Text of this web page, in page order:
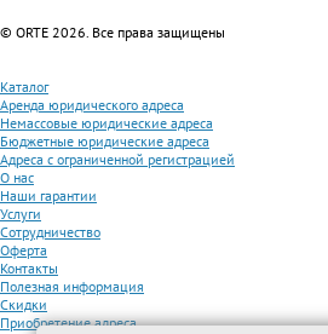
© ORTE 2026. Все права защищены
Каталог
Аренда юридического адреса
Немассовые юридические адреса
Бюджетные юридические адреса
Адреса с ограниченной регистрацией
О нас
Наши гарантии
Услуги
Сотрудничество
Оферта
Контакты
Полезная информация
Скидки
Приобретение адреса